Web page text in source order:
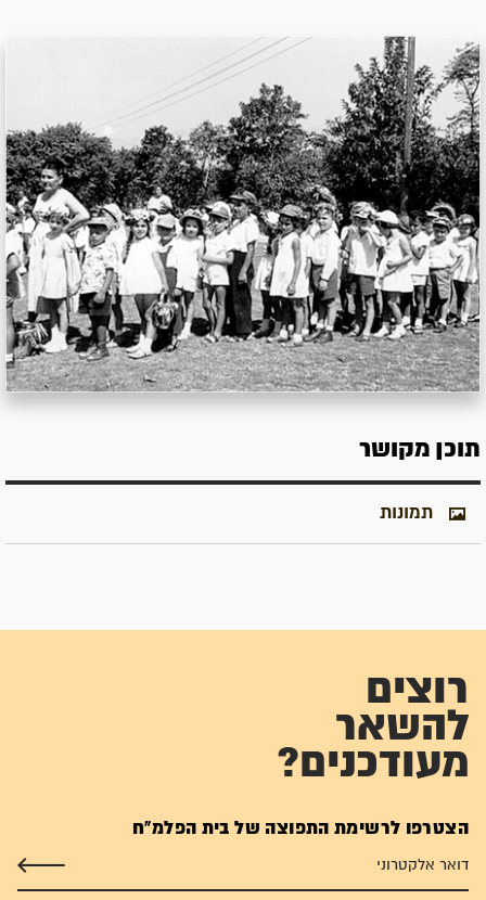
תוכן מקושר
תמונות
רוצים
להשאר
מעודכנים?
הצטרפו לרשימת התפוצה של בית הפלמ"ח